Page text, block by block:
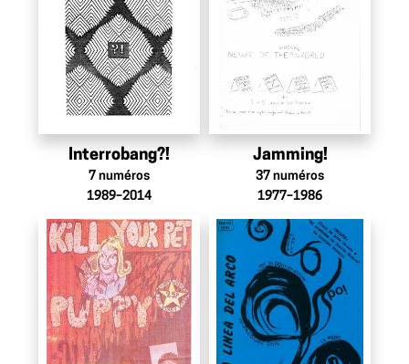
Interrobang?!
7 numéros
1989–2014
Jamming!
37 numéros
1977–1986